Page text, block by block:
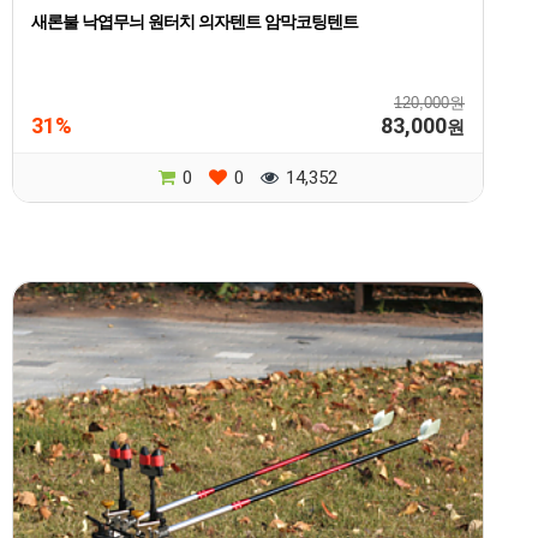
새론불 낙엽무늬 원터치 의자텐트 암막코팅텐트
120,000원
31% 83,000원
0 0 14,352